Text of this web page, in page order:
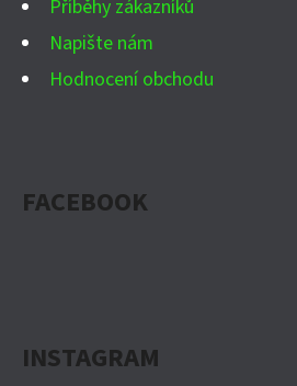
Příběhy zákazníků
Napište nám
Hodnocení obchodu
FACEBOOK
INSTAGRAM